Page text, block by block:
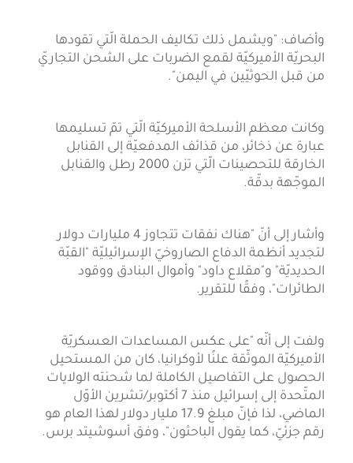
وأضاف: "ويشمل ذلك تكاليف الحملة الّتي تقودها
البحريّة الأميركيّة لقمع الضربات على الشحن التجاريّ
من قبل الحوثيّين في اليمن".
وكانت معظم الأسلحة الأميركيّة الّتي تمّ تسليمها
عبارة عن ذخائر، من قذائف المدفعيّة إلى القنابل
الخارقة للتحصينات الّتي تزن 2000 رطل والقنابل
الموجّهة بدقّة.
وأشار إلى أنّ "هناك نفقات تتجاوز 4 مليارات دولار
لتجديد أنظمة الدفاع الصاروخيّ الإسرائيليّة "القبّة
الحديديّة" و"مقلاع داود" وأموال البنادق ووقود
الطائرات"، وفقًا للتقرير.
ولفت إلى أنّه "على عكس المساعدات العسكريّة
الأميركيّة الموثّقة علنًا لأوكرانيا، كان من المستحيل
الحصول على التفاصيل الكاملة لما شحنته الولايات
المتّحدة إلى إسرائيل منذ 7 أكتوبر/تشرين الأوّل
الماضي، لذا فإنّ مبلغ 17.9 مليار دولار لهذا العام هو
رقم جزئيّ، كما يقول الباحثون"، وفق أسوشيتد برس.